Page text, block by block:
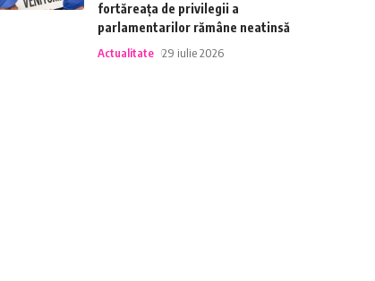
fortăreața de privilegii a
parlamentarilor rămâne neatinsă
Actualitate 29 iulie 2026